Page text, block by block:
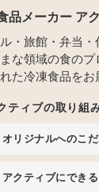
品メーカー ア
・旅館・弁当
な領域の食のプ
た冷凍食品をお
ティブの取り組
オリジナルへのこ
アクティブにでき